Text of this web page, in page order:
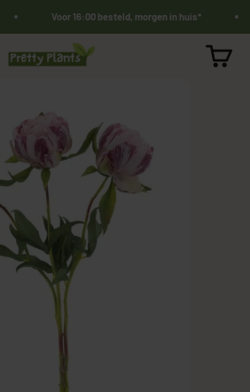
Voor 16:00 besteld, morgen in huis*
PrettyPlants.nl